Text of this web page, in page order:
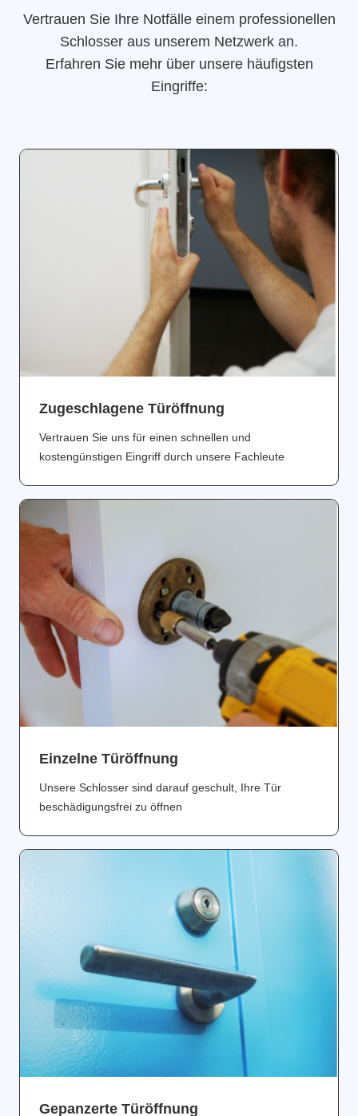
Vertrauen Sie Ihre Notfälle einem professionellen
Schlosser aus unserem Netzwerk an.
Erfahren Sie mehr über unsere häufigsten
Eingriffe:
Zugeschlagene Türöffnung
Vertrauen Sie uns für einen schnellen und
kostengünstigen Eingriff durch unsere Fachleute
Einzelne Türöffnung
Unsere Schlosser sind darauf geschult, Ihre Tür
beschädigungsfrei zu öffnen
Gepanzerte Türöffnung